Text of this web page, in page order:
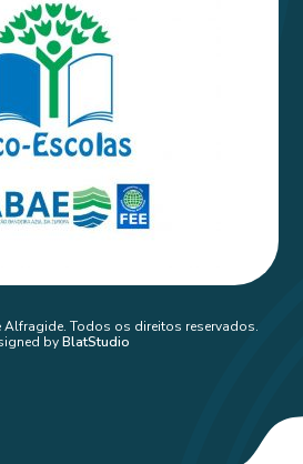
Todos os direitos reservados.
byBlatStudio